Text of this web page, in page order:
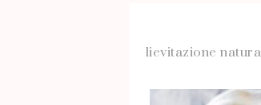
lievitazione